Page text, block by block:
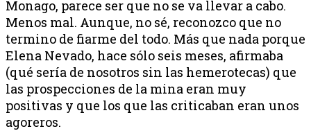
Monago, parece ser que no se va llevar a cabo.
Menos mal. Aunque, no sé, reconozco que no
termino de fiarme del todo. Más que nada porque
Elena Nevado, hace sólo seis meses, afirmaba
(qué sería de nosotros sin las hemerotecas) que
las prospecciones de la mina eran muy
positivas y que los que las criticaban eran unos
agoreros.